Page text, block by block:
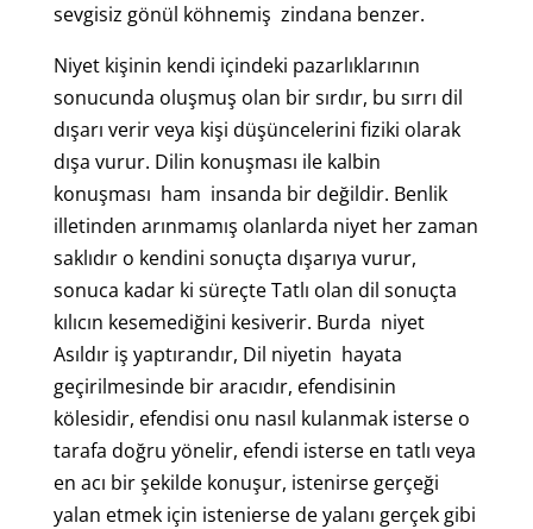
sevgisiz gönül köhnemiş zindana benzer.
Niyet kişinin kendi içindeki pazarlıklarının
sonucunda oluşmuş olan bir sırdır, bu sırrı dil
dışarı verir veya kişi düşüncelerini fiziki olarak
dışa vurur. Dilin konuşması ile kalbin
konuşması ham insanda bir değildir. Benlik
illetinden arınmamış olanlarda niyet her zaman
saklıdır o kendini sonuçta dışarıya vurur,
sonuca kadar ki süreçte Tatlı olan dil sonuçta
kılıcın kesemediğini kesiverir. Burda niyet
Asıldır iş yaptırandır, Dil niyetin hayata
geçirilmesinde bir aracıdır, efendisinin
kölesidir, efendisi onu nasıl kulanmak isterse o
tarafa doğru yönelir, efendi isterse en tatlı veya
en acı bir şekilde konuşur, istenirse gerçeği
yalan etmek için istenierse de yalanı gerçek gibi